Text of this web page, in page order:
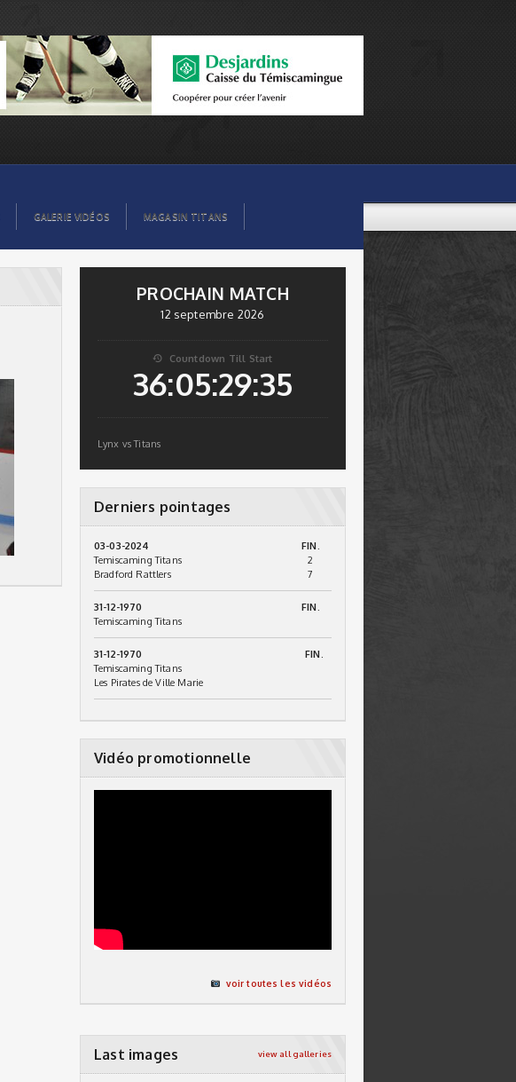
GALERIE VIDÉOS MAGASIN TITANS
PROCHAIN MATCH
12 septembre 2026
 Countdown Till Start
36:05:29:34
Lynx vs Titans
Derniers pointages
03-03-2024
FIN.
Temiscaming Titans
2
Bradford Rattlers
7
31-12-1970
FIN.
Temiscaming Titans
31-12-1970
FIN.
Temiscaming Titans
Les Pirates de Ville Marie
Vidéo promotionnelle
voir toutes les vidéos
Last images view all galleries